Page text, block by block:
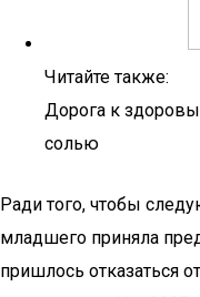
Читайте также:
Дорога к
солью
Ради того, чтобы
младшего приняла
пришлось отказаться